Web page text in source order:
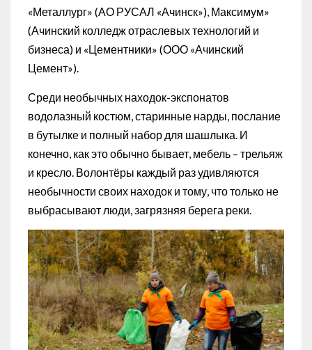
«Металлург» (АО РУСАЛ «Ачинск»), Максимум»
(Ачинский колледж отраслевых технологий и
бизнеса) и «Цементники» (ООО «Ачинский
Цемент»).
Среди необычных находок-экспонатов
водолазный костюм, старинные нарды, послание
в бутылке и полный набор для шашлыка. И
конечно, как это обычно бывает, мебель – трельяж
и кресло. Волонтёры каждый раз удивляются
необычности своих находок и тому, что только не
выбрасывают люди, загрязняя берега реки.